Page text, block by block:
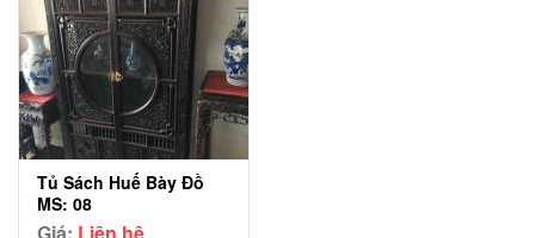
Tủ Sách Huế Bày Đồ
MS: 08